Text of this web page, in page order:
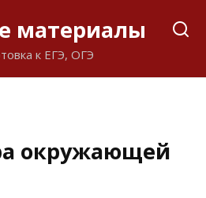
материалы
к ЕГЭ, ОГЭ
окружающей